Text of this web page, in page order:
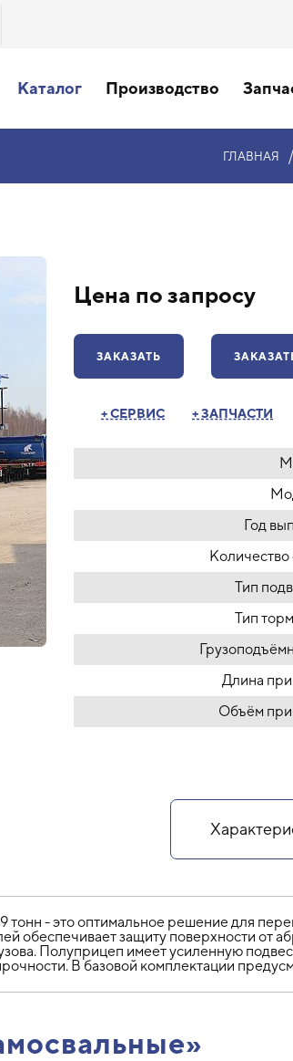
Каталог Производство
ГЛАВНАЯ /
Цена по запросу
ЗАКАЗАТЬ
+ СЕРВИС + ЗАПЧАСТИ
Год
Количество
Тип
Тип
Длина
Объём
- это оптимальное решение для
обеспечивает защиту поверхности от
Полуприцеп имеет усиленную
В базовой комплектации